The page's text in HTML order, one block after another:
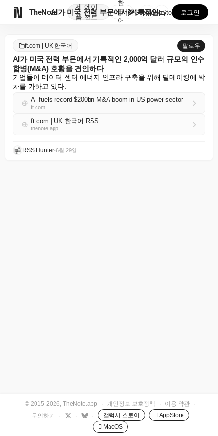
TheNote
제
품
에이
전트
AI가 미국 전력 부문에서 기록적인 2,000억 달러 ...
한
국
어
GooglePlay
AppStore 로그인
ft.com | UK 한국어 팔로우
AI가 미국 전력 부문에서 기록적인 2,000억 달러 규모의 인수
합병(M&A) 호황을 견인하다
기업들이 데이터 센터 에너지 인프라 구축을 위해 딜메이킹에 박
차를 가하고 있다.
AI fuels record $200bn M&A boom in US power sector
ft.com
ft.com | UK 한국어 RSS
thenote.app
RSS Hunter•6월 29일
© 2015-2026, TheNote.app · 개인정보 보호정책 · 이용 약관
·
문의하기
· · · 갤럭시 스토어
 AppStore
 MacOS